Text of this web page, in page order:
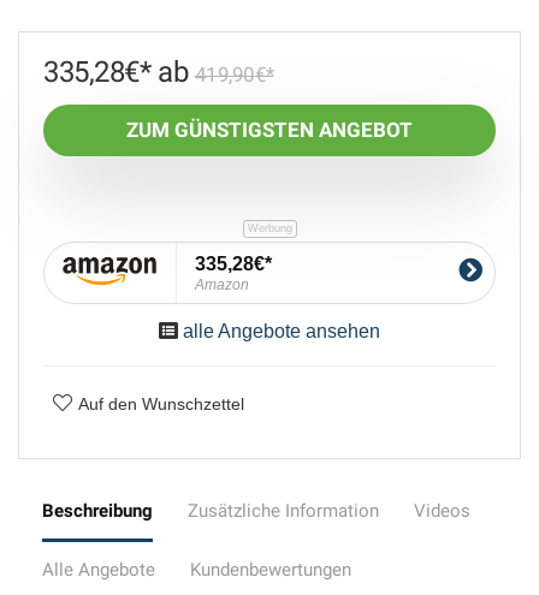
419,90€
335,28€
ZUM GÜNSTIGSTEN ANGEBOT
335,28€
Amazon
alle Angebote ansehen
Auf den Wunschzettel
Beschreibung Zusätzliche Information Videos
Alle Angebote Kundenbewertungen